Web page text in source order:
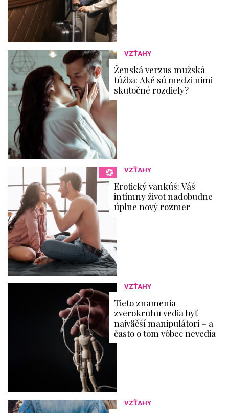
VZŤAHY
Ženská verzus mužská
túžba: Aké sú medzi nimi
skutočné rozdiely?
VZŤAHY
Erotický vankúš: Váš
intímny život nadobudne
úplne nový rozmer
VZŤAHY
Tieto znamenia
zverokruhu vedia byť
najväčší manipulátori – a
často o tom vôbec nevedia
VZŤAHY